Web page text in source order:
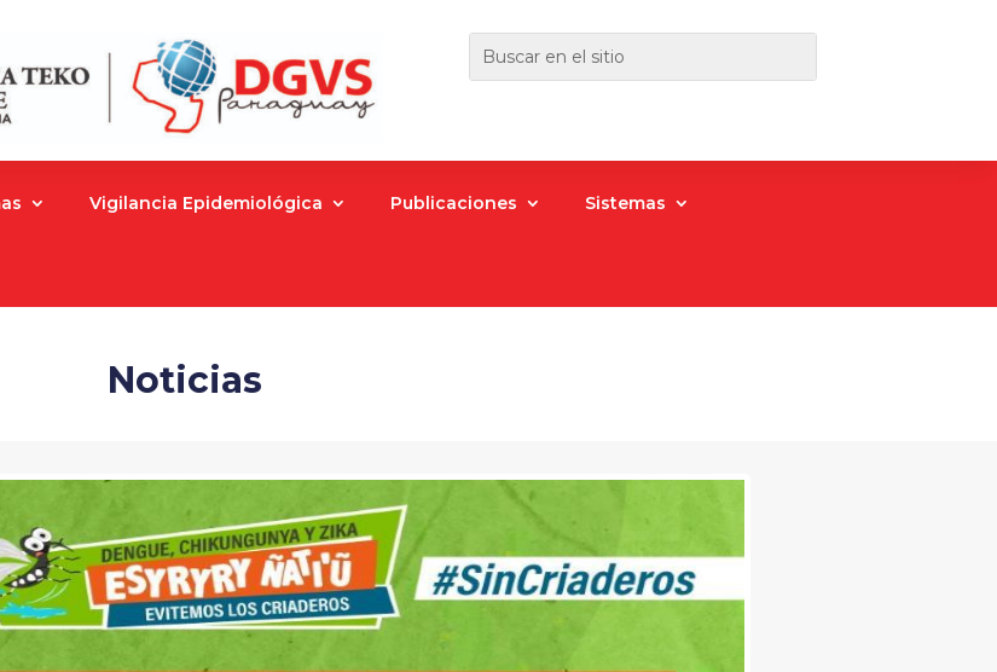
Vigilancia Epidemiológica Publicaciones Sistemas
Noticias